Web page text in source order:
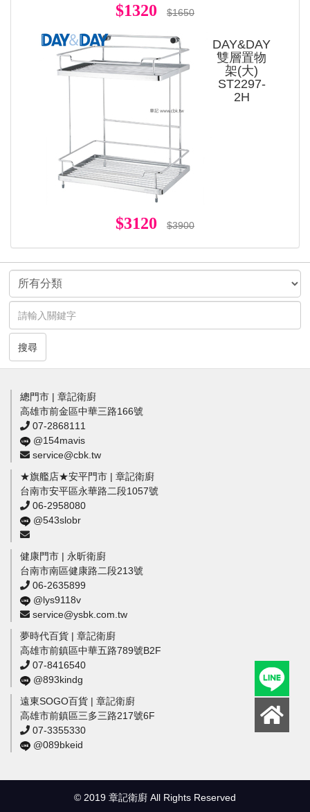
$1320 $1650
DAY&DAY
雙層置物
架(大)
ST2297-
2H
$3120 $3900
搜尋
總門市 | 章記衛廚
高雄市前金區中華三路166號
07-2868111
@154mavis
service@cbk.tw
★旗艦店★安平門市 | 章記衛廚
台南市安平區永華路二段1057號
06-2958080
@543slobr
健康門市 | 永昕衛廚
台南市南區健康路二段213號
06-2635899
@lys9118v
service@ysbk.com.tw
夢時代百貨 | 章記衛廚
高雄市前鎮區中華五路789號B2F
07-8416540
@893kindg
遠東SOGO百貨 | 章記衛廚
高雄市前鎮區三多三路217號6F
07-3355330
@089bkeid
© 2019 章記衛廚 All Rights Reserved